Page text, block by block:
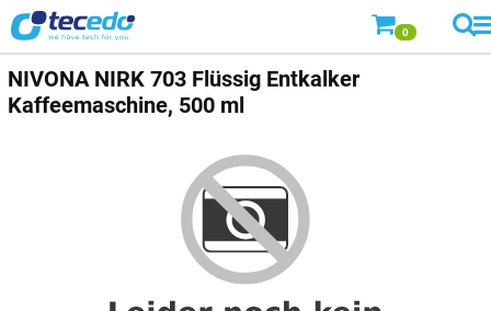
0
NIVONA NIRK 703 Flüssig Entkalker
Kaffeemaschine, 500 ml